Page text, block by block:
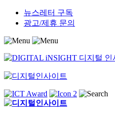
Skip
content
뉴스레터 구독
광고/제휴 문의